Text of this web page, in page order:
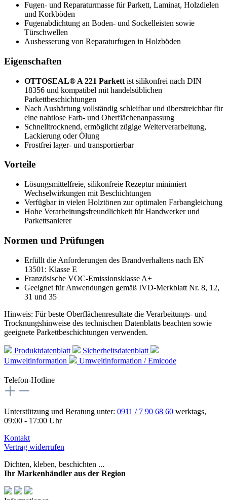
Fugen- und Reparaturmasse für Parkett, Laminat, Holzdielen
und Korkböden
Fugenabdichtung an Boden- und Sockelleisten sowie
Türschwellen
Ausbesserung von Reparaturfugen in Holzböden
Eigenschaften
OTTOSEAL® A 221 Parkett ist silikonfrei nach DIN
18356 und kompatibel mit handelsüblichen
Parkettbeschichtungen
Nach Aushärtung vollständig schleifbar und überstreichbar für
eine nahtlose Farb- und Oberflächenanpassung
Schnelltrocknend, ermöglicht zügige Weiterverarbeitung,
Lackierung oder Ölung
Frostfrei lager- und transportierbar
Vorteile
Lösungsmittelfreie, silikonfreie Rezeptur minimiert
Wechselwirkungen mit Beschichtungen
Verfügbar in vielen Holztönen zur optimalen Farbangleichung
Hohe Verarbeitungsfreundlichkeit für Handwerker und
Parkettsanierer
Normen und Prüfungen
Erfüllt die Anforderungen des Brandverhaltens nach EN
13501: Klasse E
Französische VOC-Emissionsklasse A+
Geeignet für Anwendungen gemäß IVD-Merkblatt Nr. 8, 12,
31 und 35
Hinweis: Für beste Oberflächenresultate die Verarbeitungs- und
Trocknungshinweise des technischen Datenblatts beachten sowie
geeignete Parkettbeschichtungen verwenden.
Produktdatenblatt
Sicherheitsdatenblatt
Umweltinformation
Umweltinformation / Emicode
Telefon-Hotline
Unterstützung und Beratung unter: 0911 / 7 90 68 60 werktags,
09:00 - 17:00 Uhr
Kontakt
Vertrag widerrufen
Dichten, kleben, beschichten ...
Ihr Markenhändler aus der Region